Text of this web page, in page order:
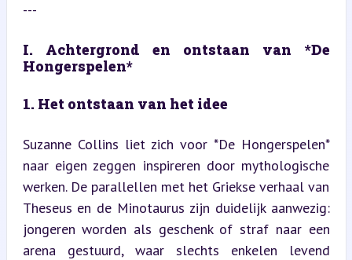
---
I. Achtergrond en ontstaan van *De
Hongerspelen*
1. Het ontstaan van het idee
Suzanne Collins liet zich voor *De Hongerspelen*
naar eigen zeggen inspireren door mythologische
werken. De parallellen met het Griekse verhaal van
Theseus en de Minotaurus zijn duidelijk aanwezig:
jongeren worden als geschenk of straf naar een
arena gestuurd, waar slechts enkelen levend